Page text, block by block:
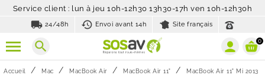
Service client : lun à jeu 10h-12h30 13h30-17h ven 10h-12h30h
local_shipping 24/48h history_toggle_off
Envoi avant 14h Site français
search 0
Accueil Mac MacBook Air MacBook Air 11"
MacBook Air 11" Mi 2013